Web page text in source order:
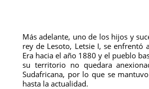
Más adelante, uno de los hijos y
rey de Lesoto, Letsie I, se enfrentó
Era hacia el año 1880 y el pueblo
su territorio no quedara
Sudafricana, por lo que se
hasta la actualidad.